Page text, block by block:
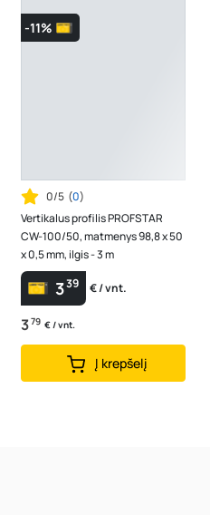
-11%
0/5 (0)
Vertikalus profilis PROFSTAR
CW-100/50, matmenys 98,8 x 50
x 0,5 mm, ilgis - 3 m
339 € / vnt.
379 € / vnt.
Į krepšelį